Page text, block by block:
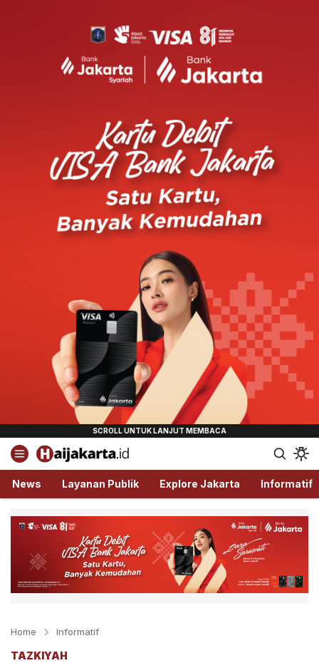
Haijakarta.id
Semua Tentang Jakarta Ada Disini!
News Layanan Publik Explore Jakarta Informatif
Home Informatif
TAZKIYAH